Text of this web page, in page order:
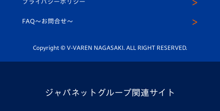
平和祈念活動
ホームタウン活動
スクール
公式LINE＠
プライバシーポリシー
FAQ〜お問合せ〜
Copyright © V-VAREN NAGASAKI. ALL RIGHT RESERVED.
ジャパネットグループ関連サイト